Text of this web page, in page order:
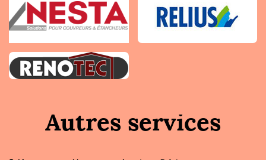
Autres services